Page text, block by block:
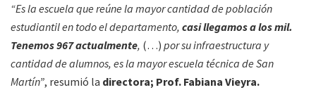
“Es la escuela que reúne la mayor cantidad de población
estudiantil en todo el departamento, casi llegamos a los mil.
Tenemos 967 actualmente, (…) por su infraestructura y
cantidad de alumnos, es la mayor escuela técnica de San
Martín”, resumió la directora; Prof. Fabiana Vieyra.